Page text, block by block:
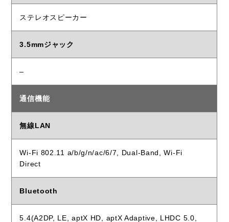
ステレオスピーカー
3.5mmジャック
–
通信機能
無線LAN
Wi-Fi 802.11 a/b/g/n/ac/6/7, Dual-Band, Wi-Fi
Direct
Bluetooth
5.4(A2DP, LE, aptX HD, aptX Adaptive, LHDC 5.0,